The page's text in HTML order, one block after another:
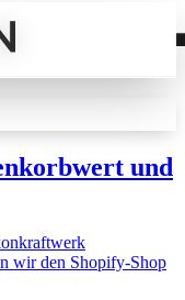
und
wir den Shopify-Shop